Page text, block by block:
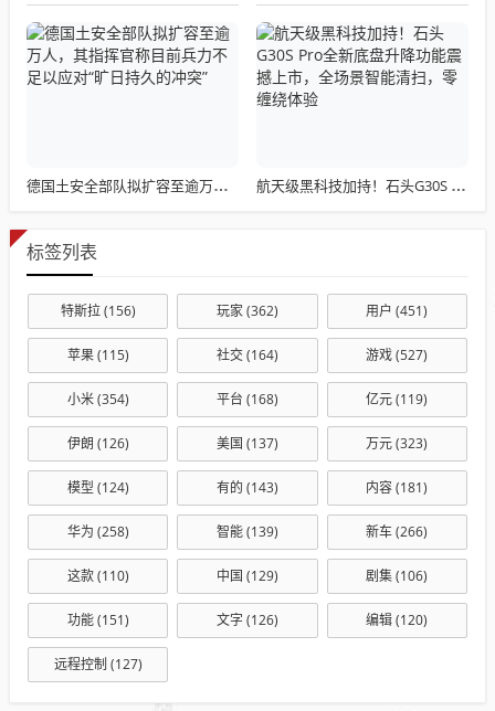
德国土安全部队拟扩容至逾万人，其指挥官称目前兵力不足以应对“旷日持久的冲突” 航天级黑科技加持！石头G30S Pro全新底盘升降功能震撼上市，全场景智能清扫，零缠绕体验
标签列表
特斯拉(156) 玩家(362) 用户 (451)
苹果(115) 社交(164) 游戏(527)
小米(354) 平台 (168) 亿元(119)
伊朗 (126) 美国 (137) 万元(323)
模型 (124) 有的 (143) 内容(181)
华为 (258) 智能(139) 新车(266)
这款(110) 中国 (129) 剧集(106)
功能(151) 文字(126) 编辑(120)
远程控制 (127)